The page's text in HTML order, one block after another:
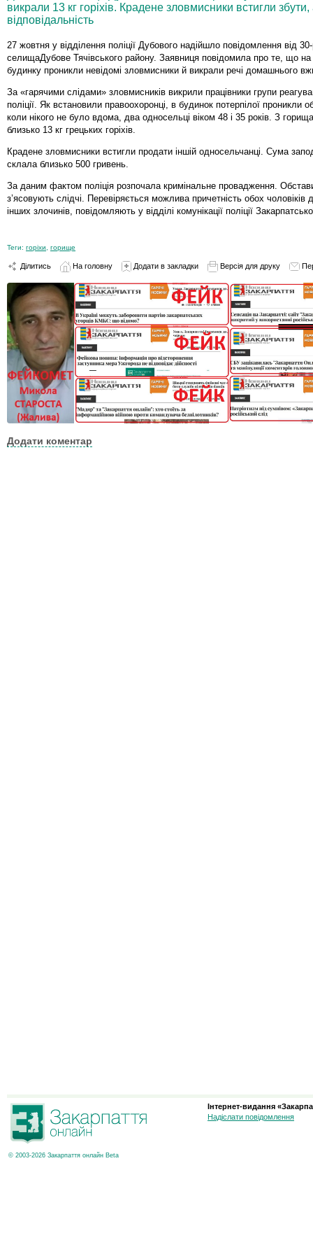
викрали 13 кг горіхів. Крадене зловмисники встигли
відповідальність
27 жовтня у відділення поліції Дубового надійшло повідомлення від
селищаДубове Тячівського району. Заявниця повідомила про те, що на
будинку проникли невідомі зловмисники й викрали речі домашнього
За «гарячими слідами» зловмисників викрили працівники групи
поліції. Як встановили правоохоронці, в будинок потерпілої проникли
коли нікого не було вдома, два односельці віком 48 і 35 років. З
близько 13 кг грецьких горіхів.
Крадене зловмисники встигли продати іншій односельчанці. Сума
склала близько 500 гривень.
За даним фактом поліція розпочала кримінальне провадження.
з’ясовують слідчі. Перевіряється можлива причетність обох чоловіків
інших злочинів, повідомляють у відділі комунікації поліції
Теги: горіхи горище
Ділитись На головну Додати в закладки Версія для друку
Додати коментар
© 2003-2026 Закарпаття онлайн Beta
Інтернет-видання
Надіслати повідомлення